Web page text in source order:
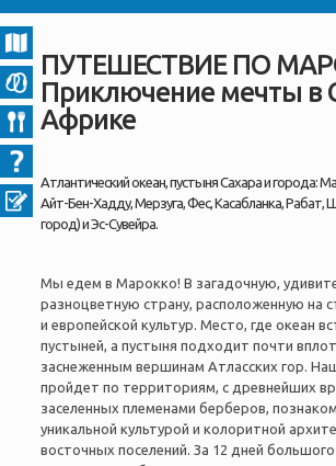
ПУТЕШЕСТВИЕ ПО
Приключение мечты в
Африке
Атлантический океан, пустыня Сахара и города:
Айт-Бен-Хадду, Мерзуга, Фес, Касабланка, Рабат,
город) и Эс-Сувейра.
Мы едем в Марокко! В загадочную,
разноцветную страну, расположенную на
и европейской культур. Место, где океан
пустыней, а пустыня подходит почти
заснеженным вершинам Атласских гор.
пройдет по территориям, с древнейших
заселенных племенами берберов,
уникальной культурой и колоритной
восточных поселений. За 12 дней